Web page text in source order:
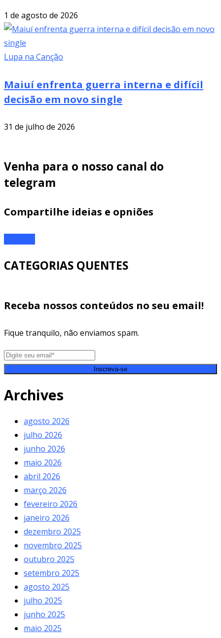
1 de agosto de 2026
Lupa na Canção
Maiuí enfrenta guerra interna e difícil
decisão em novo single
31 de julho de 2026
Venha para o nosso canal do
telegram
Compartilhe ideias e opniões
CATEGORIAS QUENTES
Receba nossos conteúdos no seu email!
Fique tranquilo, não enviamos spam.
Inscreva-se
Archives
agosto 2026
julho 2026
junho 2026
maio 2026
abril 2026
março 2026
fevereiro 2026
janeiro 2026
dezembro 2025
novembro 2025
outubro 2025
setembro 2025
agosto 2025
julho 2025
junho 2025
maio 2025